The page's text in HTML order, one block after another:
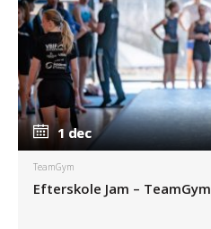
1 dec
1 dec
TeamGym
Efterskole Jam – TeamGym